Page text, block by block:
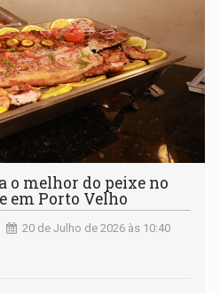
o melhor do peixe no
em Porto Velho
20 de Julho de 2026 às 10:40